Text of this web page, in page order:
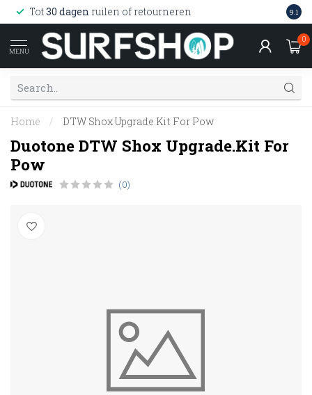
Tot30 dagen ruilen of retourneren 9.1
MENU
0
Home / DTW Shox Upgrade.Kit For Pow
Duotone DTW Shox Upgrade.Kit For
Pow
(0)